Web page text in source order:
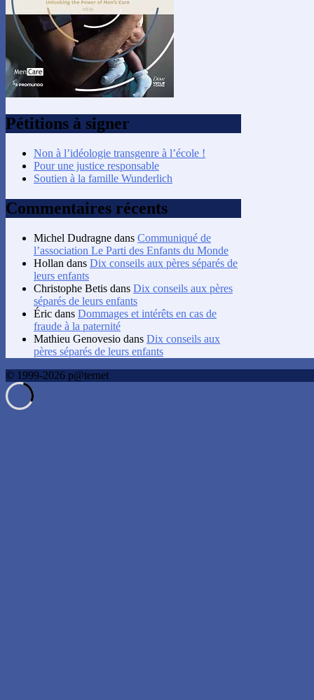
Pétitions à signer
Non à l’idéologie transgenre à l’école !
Pour une justice responsable
Soutien à la famille Wunderlich
Commentaires récents
Michel Dudragne dans Communiqué de
l’association Le Parti des Enfants du Monde
Hollan dans Dix conseils aux pères séparés de
leurs enfants
Christophe Betis dans Dix conseils aux pères
séparés de leurs enfants
Éric dans Dommages et intérêts en cas de
fraude à la paternité
Mathieu Genovesio dans Dix conseils aux
pères séparés de leurs enfants
© 1999-2026 p@ternet